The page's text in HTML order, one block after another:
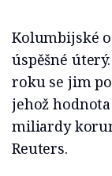
Kolumbijské
úspěšné
roku se jim
jehož
miliardy
Reuters.